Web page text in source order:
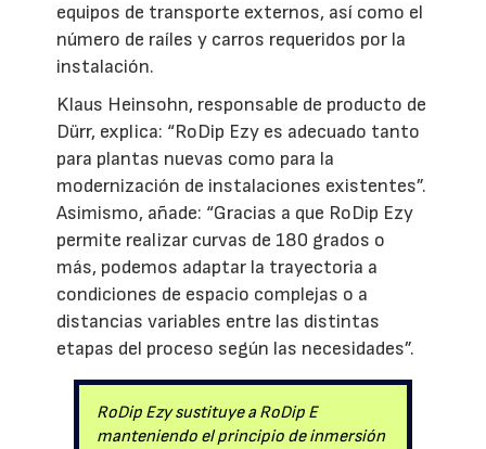
equipos de transporte externos, así como el
número de raíles y carros requeridos por la
instalación.
Klaus Heinsohn, responsable de producto de
Dürr, explica: “RoDip Ezy es adecuado tanto
para plantas nuevas como para la
modernización de instalaciones existentes”.
Asimismo, añade: “Gracias a que RoDip Ezy
permite realizar curvas de 180 grados o
más, podemos adaptar la trayectoria a
condiciones de espacio complejas o a
distancias variables entre las distintas
etapas del proceso según las necesidades”.
RoDip Ezy sustituye a RoDip E
manteniendo el principio de inmersión